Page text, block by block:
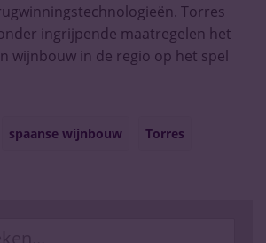
Torres
ingrijpende maatregelen het
wijnbouw in de regio op het spel
spaanse wijnbouw Torres